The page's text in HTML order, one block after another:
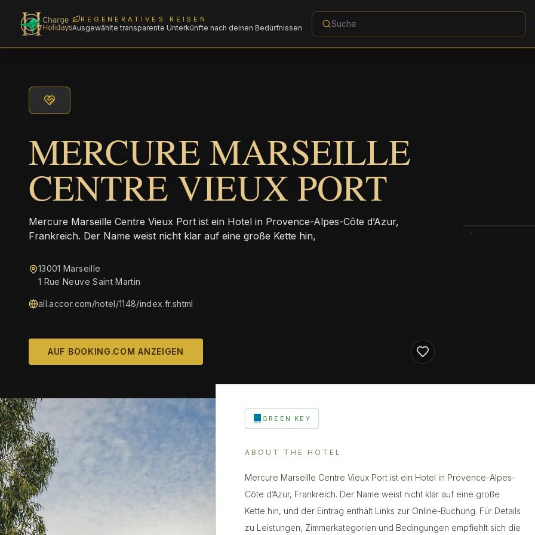
REGENERATIVES REISEN
Ausgewählte transparente Unterkünfte nach deinen Bedürfnissen
MERCURE MARSEILLE
CENTRE VIEUX PORT
Mercure Marseille Centre Vieux Port ist ein Hotel in Provence-Alpes-Côte d’Azur,
Frankreich. Der Name weist nicht klar auf eine große Kette hin,
13001 Marseille
1 Rue Neuve Saint Martin
all.accor.com/hotel/1148/index.fr.shtml
AUF BOOKING.COM ANZEIGEN
GREEN KEY
ABOUT THE HOTEL
Mercure Marseille Centre Vieux Port ist ein Hotel in Provence-Alpes-
Côte d’Azur, Frankreich. Der Name weist nicht klar auf eine große
Kette hin, und der Eintrag enthält Links zur Online-Buchung. Für Details
zu Leistungen, Zimmerkategorien und Bedingungen empfiehlt sich die